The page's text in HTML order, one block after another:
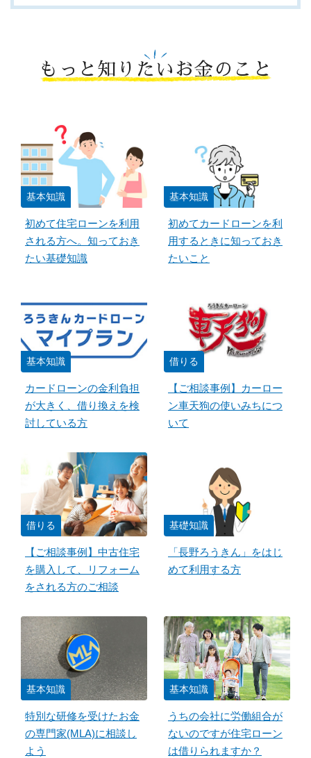
もっと知りたいお金のこと
基本知識
初めて住宅ローンを利用
される方へ。知っておき
たい基礎知識
基本知識
初めてカードローンを利
用するときに知っておき
たいこと
基本知識
カードローンの金利負担
が大きく、借り換えを検
討している方
借りる
【ご相談事例】カーロー
ン車天狗の使いみちにつ
いて
借りる
【ご相談事例】中古住宅
を購入して、リフォーム
をされる方のご相談
基礎知識
「長野ろうきん」をはじ
めて利用する方
基本知識
特別な研修を受けたお金
の専門家(MLA)に相談し
よう
基本知識
うちの会社に労働組合が
ないのですが住宅ローン
は借りられますか？